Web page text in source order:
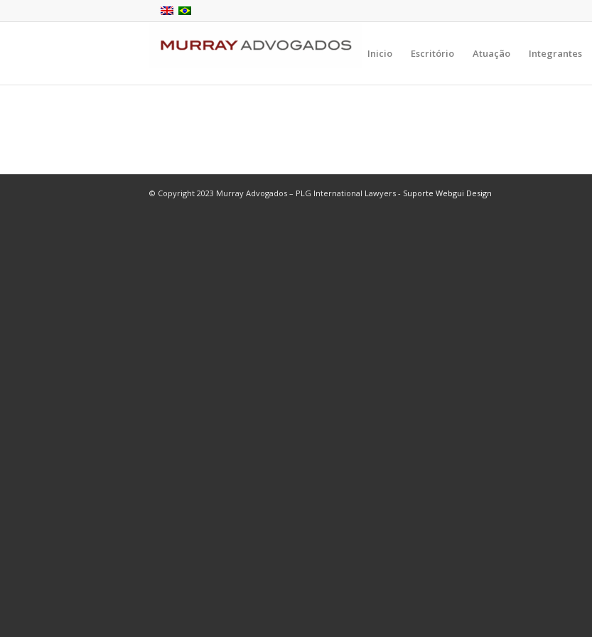
Inicio Escritório Atuação Integrantes
© Copyright 2023 Murray Advogados – PLG International Lawyers - Suporte Webgui Design